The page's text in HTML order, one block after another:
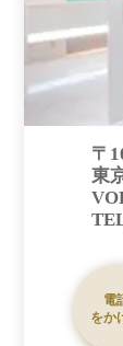
〒
東
電
をか